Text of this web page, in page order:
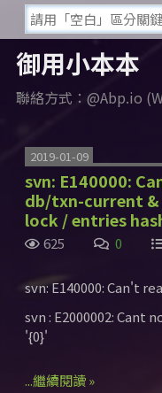
御用小本本
聯絡方式：@Abp.io
2019-01-09
svn: E140000:
db/txn-current &
lock / entries
625 0
svn: E140000: Can't
svn : E2000002: Cant
'{0}'
...繼續閱讀 »